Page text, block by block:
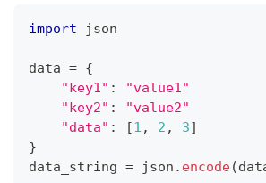
import json
data = {
"key1" :
"value1"
"key2" :
"value2"
"data" : [1 , 2 , 3]
}
data_string = json . encode